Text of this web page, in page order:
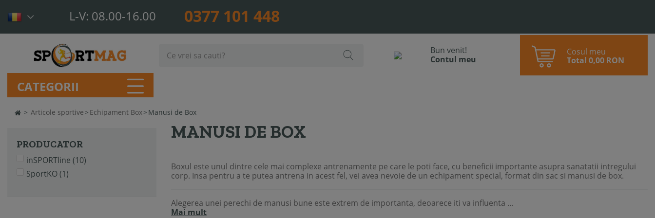
L-V: 08.00-16.00 0377 101 448
bun venit!
contul meu
Cosul meu
Total 0,00 RON
CATEGORII
> Articole sportive > Echipament Box> Manusi de Box
PRODUCATOR
inSPORTline (10)
SportKO(1)
MANUSI DE BOX
Boxul este unul dintre cele mai complexe antrenamente pe care le poti face, cu beneficii importante asupra sanatatii intregului
corp. Insa pentru a te putea antrena in acest fel, vei avea nevoie de un echipament special, format din sac si manusi de box.
Alegerea unei perechi de manusi bune este extrem de importanta, deoarece iti va influenta ...
Mai mult